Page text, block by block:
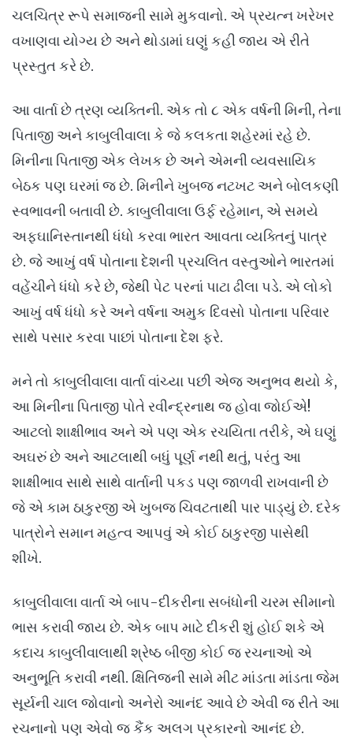
ચલચિત્ર રૂપે સમાજની સામે મુકવાનો. એ પ્રયત્ન ખરેખર
વખાણવા યોગ્ય છે અને થોડામાં ઘણું કહી જાય એ રીતે
પ્રસ્તુત કરે છે.
આ વાર્તા છે ત્રણ વ્યક્તિની. એક તો ૮ એક વર્ષની મિની, તેના
પિતાજી અને કાબુલીવાલા કે જે કલકતા શહેરમાં રહે છે.
મિનીના પિતાજી એક લેખક છે અને એમની વ્યવસાયિક
બેઠક પણ ઘરમાં જ છે. મિનીને ખુબજ નટખટ અને બોલકણી
સ્વભાવની બતાવી છે. કાબુલીવાલા ઉર્ફ રહેમાન, એ સમયે
અફઘાનિસ્તાનથી ધંધો કરવા ભારત આવતા વ્યક્તિનું પાત્ર
છે. જે આખું વર્ષ પોતાના દેશની પ્રચલિત વસ્તુઓને ભારતમાં
વહેંચીને ધંધો કરે છે, જેથી પેટ પરનાં પાટા ઢીલા પડે. એ લોકો
આખું વર્ષ ધંધો કરે અને વર્ષના અમુક દિવસો પોતાના પરિવાર
સાથે પસાર કરવા પાછાં પોતાના દેશ ફરે.
મને તો કાબુલીવાલા વાર્તા વાંચ્યા પછી એજ અનુભવ થયો કે,
આ મિનીના પિતાજી પોતે રવીન્દ્રનાથ જ હોવા જોઈએ!
આટલો શાક્ષીભાવ અને એ પણ એક રચયિતા તરીકે, એ ઘણું
અઘરું છે અને આટલાથી બધું પૂર્ણ નથી થતું, પરંતુ આ
શાક્ષીભાવ સાથે સાથે વાર્તાની પકડ પણ જાળવી રાખવાની છે
જે એ કામ ઠાકુરજી એ ખુબજ ચિવટતાથી પાર પાડ્યું છે. દરેક
પાત્રોને સમાન મહત્વ આપવું એ કોઈ ઠાકુરજી પાસેથી
શીખે.
કાબુલીવાલા વાર્તા એ બાપ-દીકરીના સબંધોની ચરમ સીમાનો
ભાસ કરાવી જાય છે. એક બાપ માટે દીકરી શું હોઈ શકે એ
કદાચ કાબુલીવાલાથી શ્રેષ્ઠ બીજી કોઈ જ રચનાઓ એ
અનુભૂતિ કરાવી નથી. ક્ષિતિજની સામે મીટ માંડતા માંડતા જેમ
સૂર્યની ચાલ જોવાનો અનેરો આનંદ આવે છે એવી જ રીતે આ
રચનાનો પણ એવો જ કૈંક અલગ પ્રકારનો આનંદ છે.